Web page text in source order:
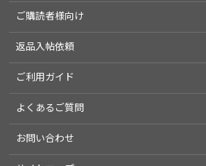
ご購読者様向け
返品入帖依頼
ご利用ガイド
よくあるご質問
お問い合わせ